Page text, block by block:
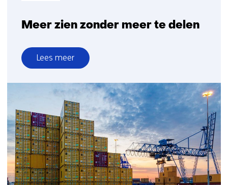
Meer zien zonder meer te delen
Lees meer
over
Meer
meer
te
delen